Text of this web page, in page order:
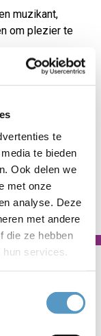
te
te bieden
Ook delen we
met onze
analyse. Deze
met andere
die ze hebben
services.
muzikant,
om plezier te
eind van het